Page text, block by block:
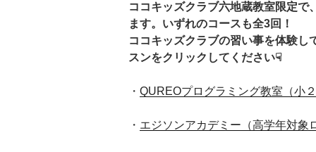
ココキッズクラブ六地蔵教室限定で
ます。いずれのコースも全3回！
ココキッズクラブの習い事を体験し
スンをクリックしてください☟
・ QUREOプログラミング教室（小
・ エジソンアカデミー（高学年対象